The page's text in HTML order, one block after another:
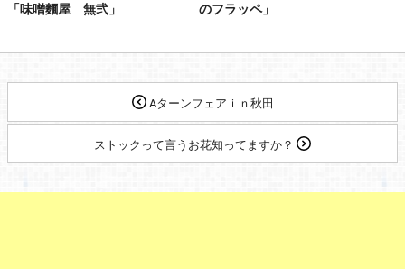
「味噌麵屋 無弐」
のフラッペ」
Aターンフェアｉｎ秋田
ストックって言うお花知ってますか？